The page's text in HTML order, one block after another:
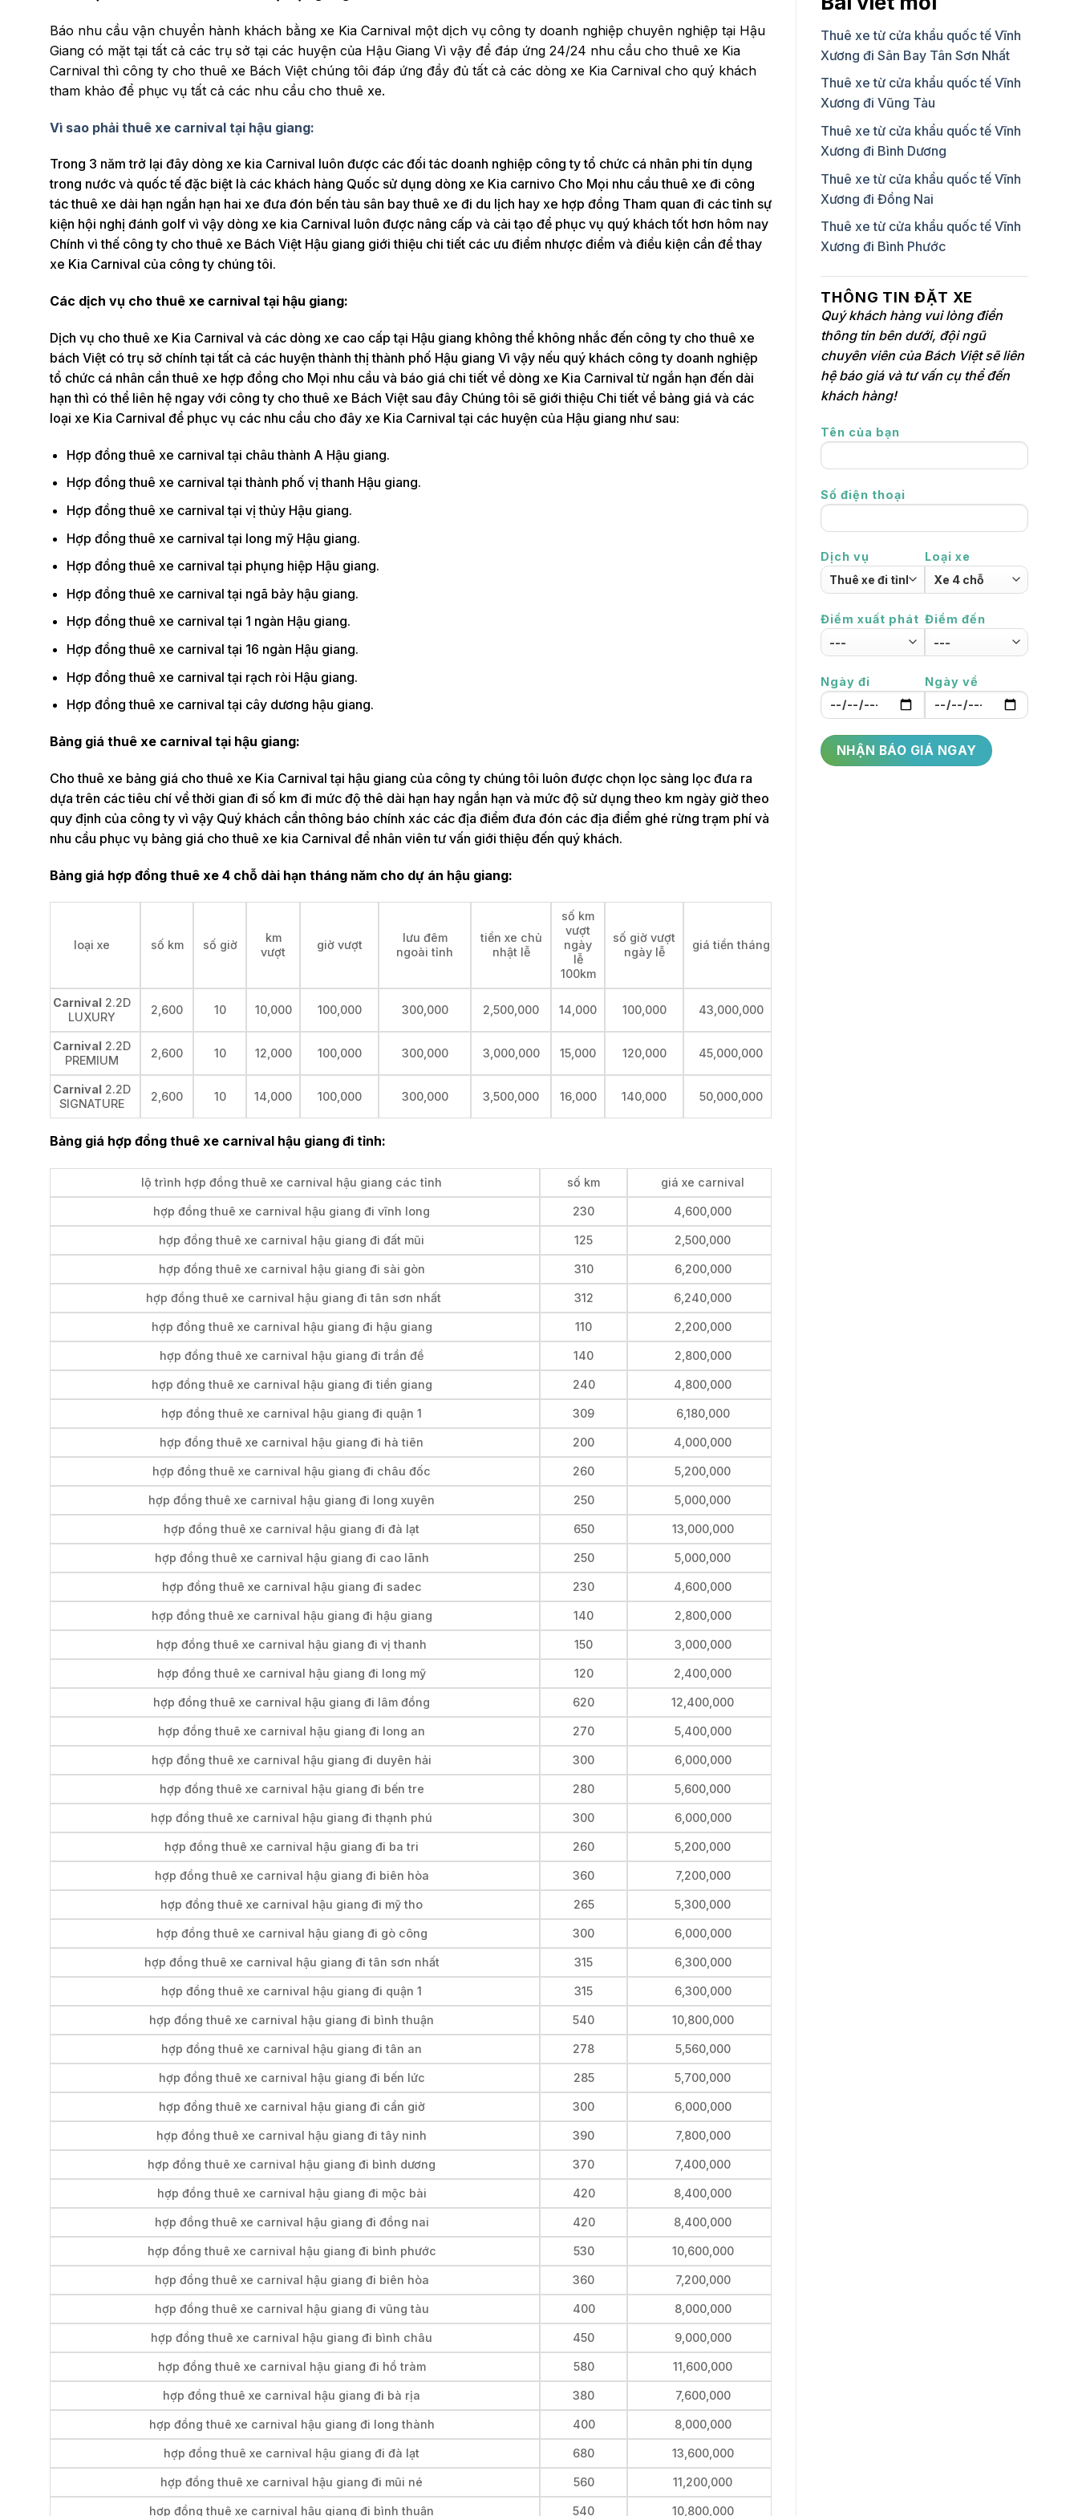
Báo nhu cầu vận chuyển hành khách bằng xe Kia Carnival một dịch vụ công ty doanh nghiệp chuyên nghiệp tại Hậu
Giang có mặt tại tất cả các trụ sở tại các huyện của Hậu Giang Vì vậy để đáp ứng 24/24 nhu cầu cho thuê xe Kia
Carnival thì công ty cho thuê xe Bách Việt chúng tôi đáp ứng đầy đủ tất cả các dòng xe Kia Carnival cho quý khách
tham khảo để phục vụ tất cả các nhu cầu cho thuê xe.
Vì sao phải thuê xe carnival tại hậu giang:
Trong 3 năm trở lại đây dòng xe kia Carnival luôn được các đối tác doanh nghiệp công ty tổ chức cá nhân phi tín dụng
trong nước và quốc tế đặc biệt là các khách hàng Quốc sử dụng dòng xe Kia carnivo Cho Mọi nhu cầu thuê xe đi công
tác thuê xe dài hạn ngắn hạn hai xe đưa đón bến tàu sân bay thuê xe đi du lịch hay xe hợp đồng Tham quan đi các tỉnh sự
kiện hội nghị đánh golf vì vậy dòng xe kia Carnival luôn được nâng cấp và cải tạo để phục vụ quý khách tốt hơn hôm nay
Chính vì thế công ty cho thuê xe Bách Việt Hậu giang giới thiệu chi tiết các ưu điểm nhược điểm và điều kiện cần để thay
xe Kia Carnival của công ty chúng tôi.
Các dịch vụ cho thuê xe carnival tại hậu giang:
Dịch vụ cho thuê xe Kia Carnival và các dòng xe cao cấp tại Hậu giang không thể không nhắc đến công ty cho thuê xe
bách Việt có trụ sở chính tại tất cả các huyện thành thị thành phố Hậu giang Vì vậy nếu quý khách công ty doanh nghiệp
tổ chức cá nhân cần thuê xe hợp đồng cho Mọi nhu cầu và báo giá chi tiết về dòng xe Kia Carnival từ ngắn hạn đến dài
hạn thì có thể liên hệ ngay với công ty cho thuê xe Bách Việt sau đây Chúng tôi sẽ giới thiệu Chi tiết về bảng giá và các
loại xe Kia Carnival để phục vụ các nhu cầu cho đây xe Kia Carnival tại các huyện của Hậu giang như sau:
Hợp đồng thuê xe carnival tại châu thành A Hậu giang.
Hợp đồng thuê xe carnival tại thành phố vị thanh Hậu giang.
Hợp đồng thuê xe carnival tại vị thủy Hậu giang.
Hợp đồng thuê xe carnival tại long mỹ Hậu giang.
Hợp đồng thuê xe carnival tại phụng hiệp Hậu giang.
Hợp đồng thuê xe carnival tại ngã bảy hậu giang.
Hợp đồng thuê xe carnival tại 1 ngàn Hậu giang.
Hợp đồng thuê xe carnival tại 16 ngàn Hậu giang.
Hợp đồng thuê xe carnival tại rạch ròi Hậu giang.
Hợp đồng thuê xe carnival tại cây dương hậu giang.
Bảng giá thuê xe carnival tại hậu giang:
Cho thuê xe bảng giá cho thuê xe Kia Carnival tại hậu giang của công ty chúng tôi luôn được chọn lọc sàng lọc đưa ra
dựa trên các tiêu chí về thời gian đi số km đi mức độ thê dài hạn hay ngắn hạn và mức độ sử dụng theo km ngày giờ theo
quy định của công ty vì vậy Quý khách cần thông báo chính xác các địa điểm đưa đón các địa điểm ghé rừng trạm phí và
nhu cầu phục vụ bảng giá cho thuê xe kia Carnival để nhân viên tư vấn giới thiệu đến quý khách.
Bảng giá hợp đồng thuê xe 4 chỗ dài hạn tháng năm cho dự án hậu giang:
loại xe số km số giờ
km
vượt
giờ vượt
lưu đêm
ngoài tỉnh
tiền xe chủ
nhật lễ
số km
vượt
ngày
lễ
100km
số giờ vượt
ngày lễ
giá tiền tháng
Carnival 2.2D
LUXURY
2,600 10 10,000 100,000 300,000 2,500,000 14,000 100,000 43,000,000
Carnival 2.2D
PREMIUM
2,600 10 12,000 100,000 300,000 3,000,000 15,000 120,000 45,000,000
Carnival 2.2D
SIGNATURE
2,600 10 14,000 100,000 300,000 3,500,000 16,000 140,000 50,000,000
Bảng giá hợp đồng thuê xe carnival hậu giang đi tỉnh:
lộ trình hợp đồng thuê xe carnival hậu giang các tỉnh số km giá xe carnival
hợp đồng thuê xe carnival hậu giang đi vĩnh long 230 4,600,000
hợp đồng thuê xe carnival hậu giang đi đất mũi 125 2,500,000
hợp đồng thuê xe carnival hậu giang đi sài gòn 310 6,200,000
hợp đồng thuê xe carnival hậu giang đi tân sơn nhất 312 6,240,000
hợp đồng thuê xe carnival hậu giang đi hậu giang 110 2,200,000
hợp đồng thuê xe carnival hậu giang đi trần đề 140 2,800,000
hợp đồng thuê xe carnival hậu giang đi tiền giang 240 4,800,000
hợp đồng thuê xe carnival hậu giang đi quận 1 309 6,180,000
hợp đồng thuê xe carnival hậu giang đi hà tiên 200 4,000,000
hợp đồng thuê xe carnival hậu giang đi châu đốc 260 5,200,000
hợp đồng thuê xe carnival hậu giang đi long xuyên 250 5,000,000
hợp đồng thuê xe carnival hậu giang đi đà lạt 650 13,000,000
hợp đồng thuê xe carnival hậu giang đi cao lãnh 250 5,000,000
hợp đồng thuê xe carnival hậu giang đi sadec 230 4,600,000
hợp đồng thuê xe carnival hậu giang đi hậu giang 140 2,800,000
hợp đồng thuê xe carnival hậu giang đi vị thanh 150 3,000,000
hợp đồng thuê xe carnival hậu giang đi long mỹ 120 2,400,000
hợp đồng thuê xe carnival hậu giang đi lâm đồng 620 12,400,000
hợp đồng thuê xe carnival hậu giang đi long an 270 5,400,000
hợp đồng thuê xe carnival hậu giang đi duyên hải 300 6,000,000
hợp đồng thuê xe carnival hậu giang đi bến tre 280 5,600,000
hợp đồng thuê xe carnival hậu giang đi thạnh phú 300 6,000,000
hợp đồng thuê xe carnival hậu giang đi ba tri 260 5,200,000
hợp đồng thuê xe carnival hậu giang đi biên hòa 360 7,200,000
hợp đồng thuê xe carnival hậu giang đi mỹ tho 265 5,300,000
hợp đồng thuê xe carnival hậu giang đi gò công 300 6,000,000
hợp đồng thuê xe carnival hậu giang đi tân sơn nhất 315 6,300,000
hợp đồng thuê xe carnival hậu giang đi quận 1 315 6,300,000
hợp đồng thuê xe carnival hậu giang đi bình thuận 540 10,800,000
hợp đồng thuê xe carnival hậu giang đi tân an 278 5,560,000
hợp đồng thuê xe carnival hậu giang đi bến lức 285 5,700,000
hợp đồng thuê xe carnival hậu giang đi cần giờ 300 6,000,000
hợp đồng thuê xe carnival hậu giang đi tây ninh 390 7,800,000
hợp đồng thuê xe carnival hậu giang đi bình dương 370 7,400,000
hợp đồng thuê xe carnival hậu giang đi mộc bài 420 8,400,000
hợp đồng thuê xe carnival hậu giang đi đồng nai 420 8,400,000
hợp đồng thuê xe carnival hậu giang đi bình phước 530 10,600,000
hợp đồng thuê xe carnival hậu giang đi biên hòa 360 7,200,000
hợp đồng thuê xe carnival hậu giang đi vũng tàu 400 8,000,000
hợp đồng thuê xe carnival hậu giang đi bình châu 450 9,000,000
hợp đồng thuê xe carnival hậu giang đi hồ tràm 580 11,600,000
hợp đồng thuê xe carnival hậu giang đi bà rịa 380 7,600,000
hợp đồng thuê xe carnival hậu giang đi long thành 400 8,000,000
hợp đồng thuê xe carnival hậu giang đi đà lạt 680 13,600,000
hợp đồng thuê xe carnival hậu giang đi mũi né 560 11,200,000
hợp đồng thuê xe carnival hậu giang đi bình thuận 540 10,800,000
Thuê xe từ cửa khẩu quốc tế Vĩnh
Xương đi Sân Bay Tân Sơn Nhất
Thuê xe từ cửa khẩu quốc tế Vĩnh
Xương đi Vũng Tàu
Thuê xe từ cửa khẩu quốc tế Vĩnh
Xương đi Bình Dương
Thuê xe từ cửa khẩu quốc tế Vĩnh
Xương đi Đồng Nai
Thuê xe từ cửa khẩu quốc tế Vĩnh
Xương đi Bình Phước
THÔNG TIN ĐẶT XE
Quý khách hàng vui lòng điền
thông tin bên dưới, đội ngũ
chuyên viên của Bách Việt sẽ liên
hệ báo giá và tư vấn cụ thể đến
khách hàng!
Tên của bạn
Số điện thoại
Dịch vụ Loại xe
Điểm xuất phát Điểm đến
Ngày đi Ngày về